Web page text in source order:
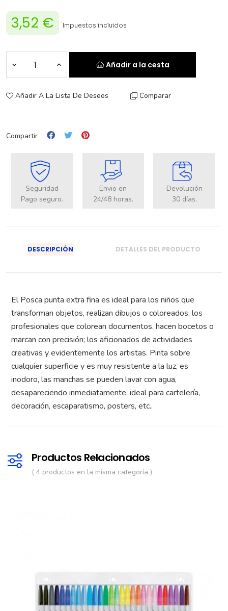
3,52 € Impuestos incluidos
Añadir a la cesta
Añadir A La Lista De Deseos Comparar
Compartir
Seguridad
Pago seguro.
Envio en
24/48 horas.
Devolución
30 días.
DESCRIPCIÓN DETALLES DEL PRODUCTO
El Posca punta extra fina es ideal para los niños que
transforman objetos, realizan dibujos o coloreados; los
profesionales que colorean documentos, hacen bocetos o
marcan con precisión; los aficionados de actividades
creativas y evidentemente los artistas. Pinta sobre
cualquier superficie y es muy resistente a la luz, es
inodoro, las manchas se pueden lavar con agua,
desapareciendo inmediatamente, ideal para cartelería,
decoración, escaparatismo, posters, etc..
Productos Relacionados
( 4 productos en la misma categoría )